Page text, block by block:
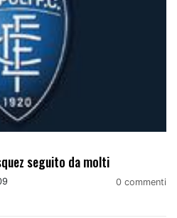
seguito da molti
0 commenti